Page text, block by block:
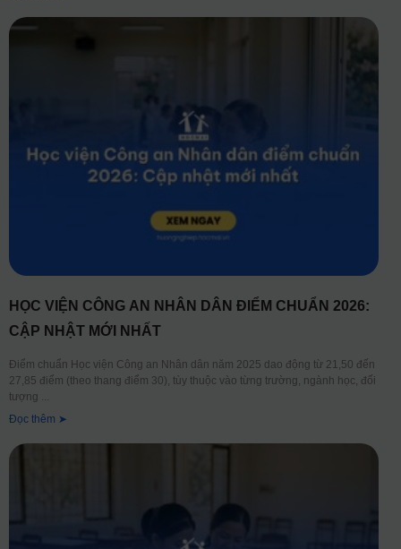
HỌC VIỆN CÔNG AN NHÂN DÂN ĐIỂM CHUẨN 2026:
CẬP NHẬT MỚI NHẤT
Điểm chuẩn Học viện Công an Nhân dân năm 2025 dao động từ 21,50 đến
27,85 điểm (theo thang điểm 30), tùy thuộc vào từng trường, ngành học, đối
tượng
Đọc thêm ➤